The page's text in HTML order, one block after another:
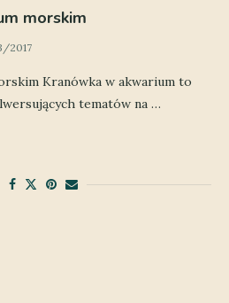
morskim
2017
Kranówka w akwarium to
tematów na …